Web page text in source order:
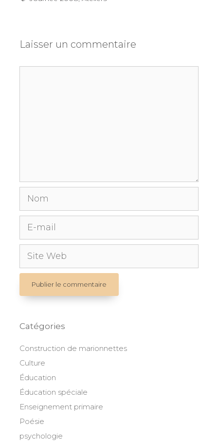
Laisser un commentaire
Nom
mail
Site
Web
Catégories
Construction de marionnettes
Culture
Éducation
Éducation spéciale
Enseignement primaire
Poésie
psychologie